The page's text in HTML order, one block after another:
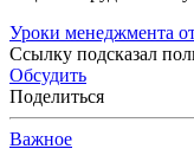
Уроки менеджмента
Ссылку подсказал
Обсудить
Поделиться
Важное